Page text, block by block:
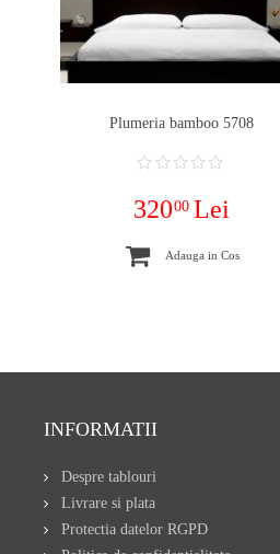
Plumeria bamboo 5708
32000 Lei
Adauga in Cos
INFORMATII
Despre tablouri
Livrare si plata
Protectia datelor RGPD